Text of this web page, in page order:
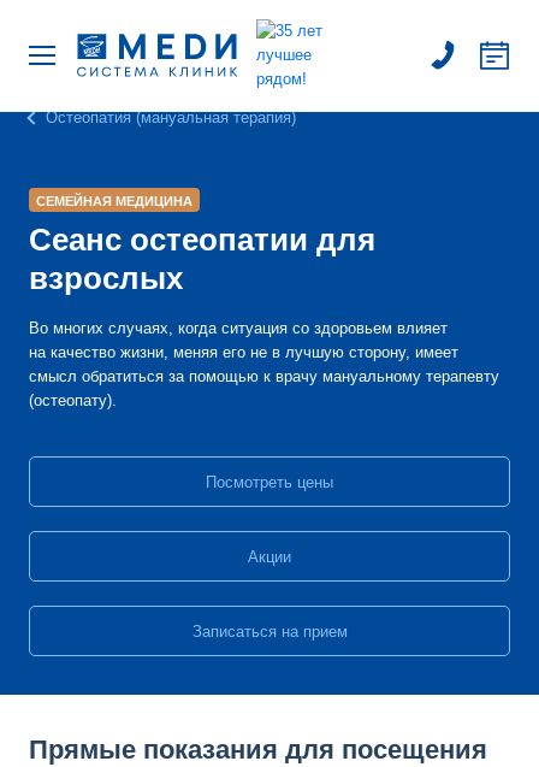
Остеопатия (мануальная терапия)
СЕМЕЙНАЯ МЕДИЦИНА
Сеанс остеопатии для
взрослых
Во многих случаях, когда ситуация со здоровьем влияет
на качество жизни, меняя его не в лучшую сторону, имеет
смысл обратиться за помощью к врачу мануальному терапевту
(остеопату).
Посмотреть цены
Акции
Записаться на прием
Прямые показания для посещения